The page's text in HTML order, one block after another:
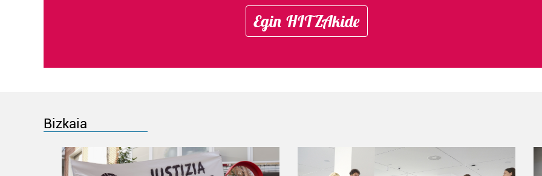
Egin HITZAkide
Bizkaia